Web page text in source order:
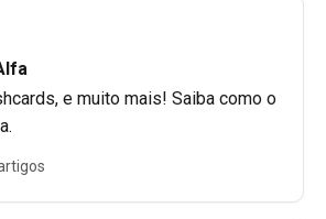
e muito mais! Saiba como o